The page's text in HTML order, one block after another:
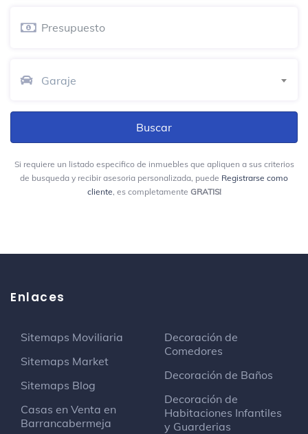
Garaje
Si requiere un listado especifico de inmuebles que apliquen a sus criterios
de busqueda y recibir asesoria personalizada, puede Registrarse como
cliente, es completamente GRATIS!
Enlaces
Sitemaps Moviliaria
Sitemaps Market
Sitemaps Blog
Casas en Venta en
Barrancabermeja
Decoración de
Comedores
Decoración de Baños
Decoración de
Habitaciones Infantiles
y Guarderias